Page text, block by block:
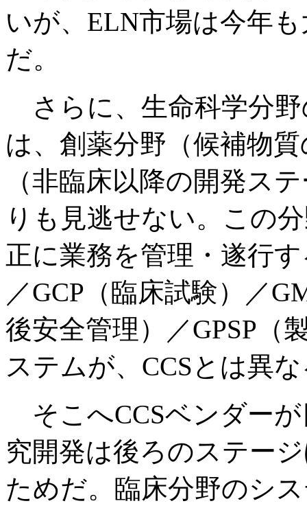
いが、ELN市場は今年
だ。
さらに、生命科学分
は、創薬分野（候補物
（非臨床以降の開発ス
りも見逃せない。この
正に業務を管理・遂行
／GCP（臨床試験）／
後安全管理）／GPSP（
ステムが、CCSとは異
そこへCCSベンダー
究開発は後ろのステー
ためだ。臨床分野のシ